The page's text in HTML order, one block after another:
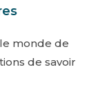
monde de
de savoir